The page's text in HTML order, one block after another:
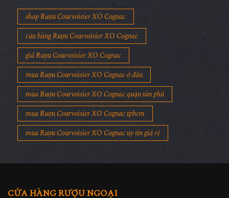
shop Rượu Courvoisier XO Cognac
cửa hàng Rượu Courvoisier XO Cognac
giá Rượu Courvoisier XO Cognac
mua Rượu Courvoisier XO Cognac ở đâu
mua Rượu Courvoisier XO Cognac quận tân phú
mua Rượu Courvoisier XO Cognac tphcm
mua Rượu Courvoisier XO Cognac uy tín giá rẻ
CỬA HÀNG RƯỢU NGOẠI